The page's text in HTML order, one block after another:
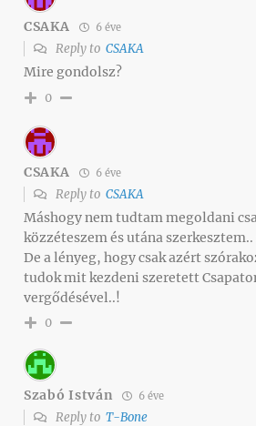
CSAKA 6 éve
Reply to CSAKA
Mire gondolsz?
0
CSAKA 6 éve
Reply to CSAKA
Máshogy nem tudtam megoldani
közzéteszem és utána
De a lényeg, hogy csak azért
tudok mit kezdeni szeretett
vergődésével..!
0
Szabó István 6 éve
Reply to T-Bone